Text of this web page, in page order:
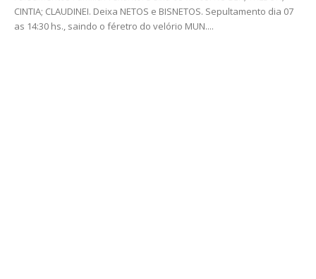
CINTIA; CLAUDINEI. Deixa NETOS e BISNETOS. Sepultamento dia 07
as 14:30 hs., saindo o féretro do velório MUN....